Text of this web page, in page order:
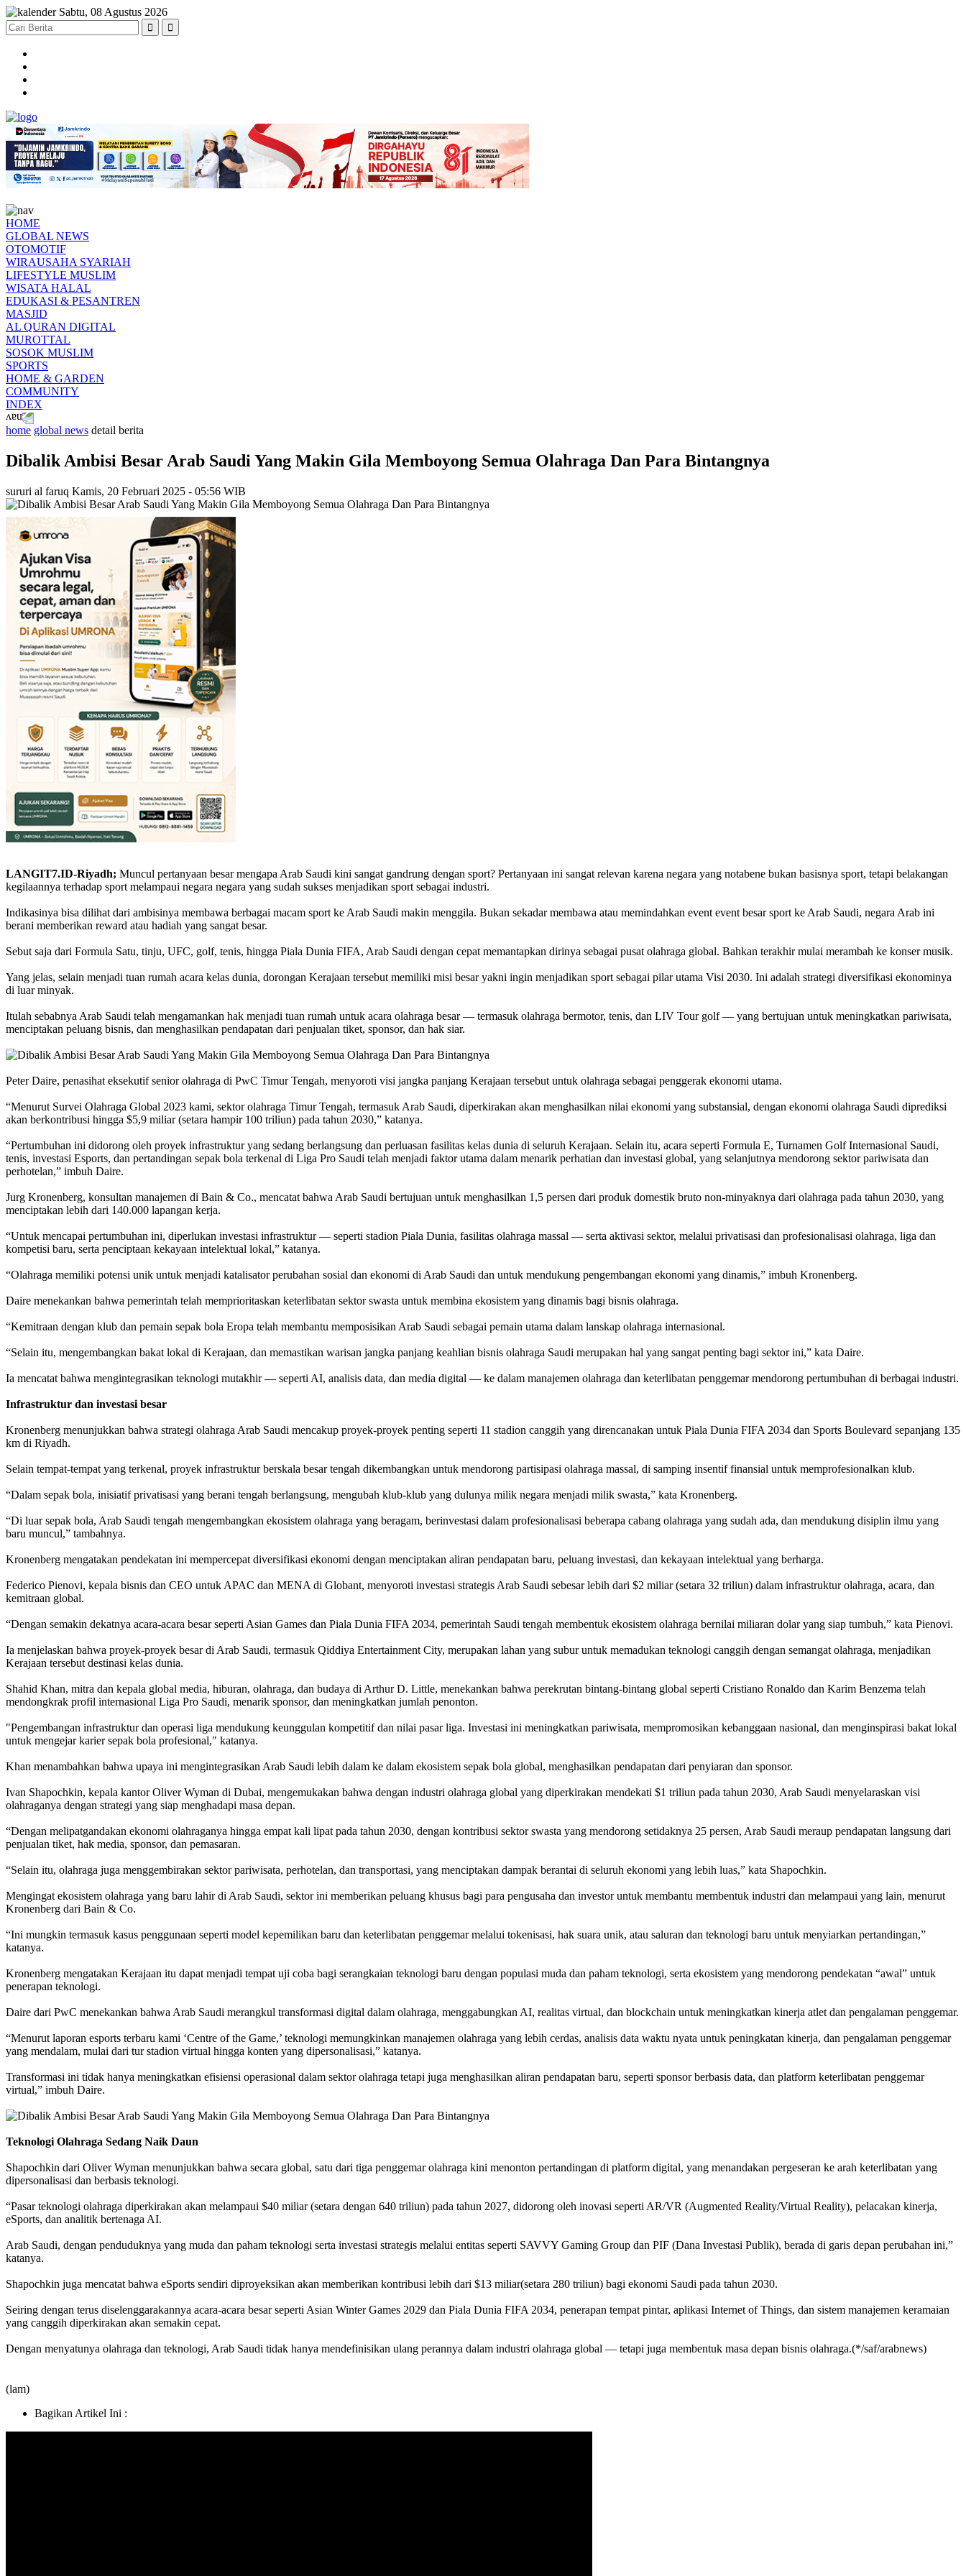
Sabtu, 08 Agustus 2026
HOME
GLOBAL NEWS
OTOMOTIF
WIRAUSAHA SYARIAH
LIFESTYLE MUSLIM
WISATA HALAL
EDUKASI & PESANTREN
MASJID
AL QURAN DIGITAL
MUROTTAL
SOSOK MUSLIM
SPORTS
HOME & GARDEN
COMMUNITY
INDEX
home global news detail berita
Dibalik Ambisi Besar Arab Saudi Yang Makin Gila Memboyong Semua Olahraga Dan Para Bintangnya
sururi al faruq Kamis, 20 Februari 2025 - 05:56 WIB
LANGIT7.ID-Riyadh; Muncul pertanyaan besar mengapa Arab Saudi kini sangat gandrung dengan sport? Pertanyaan ini sangat relevan karena negara yang notabene bukan basisnya sport, tetapi belakangan
kegilaannya terhadap sport melampaui negara negara yang sudah sukses menjadikan sport sebagai industri.
Indikasinya bisa dilihat dari ambisinya membawa berbagai macam sport ke Arab Saudi makin menggila. Bukan sekadar membawa atau memindahkan event event besar sport ke Arab Saudi, negara Arab ini
berani memberikan reward atau hadiah yang sangat besar.
Sebut saja dari Formula Satu, tinju, UFC, golf, tenis, hingga Piala Dunia FIFA, Arab Saudi dengan cepat memantapkan dirinya sebagai pusat olahraga global. Bahkan terakhir mulai merambah ke konser musik.
Yang jelas, selain menjadi tuan rumah acara kelas dunia, dorongan Kerajaan tersebut memiliki misi besar yakni ingin menjadikan sport sebagai pilar utama Visi 2030. Ini adalah strategi diversifikasi ekonominya
di luar minyak.
Itulah sebabnya Arab Saudi telah mengamankan hak menjadi tuan rumah untuk acara olahraga besar — termasuk olahraga bermotor, tenis, dan LIV Tour golf — yang bertujuan untuk meningkatkan pariwisata,
menciptakan peluang bisnis, dan menghasilkan pendapatan dari penjualan tiket, sponsor, dan hak siar.
Peter Daire, penasihat eksekutif senior olahraga di PwC Timur Tengah, menyoroti visi jangka panjang Kerajaan tersebut untuk olahraga sebagai penggerak ekonomi utama.
“Menurut Survei Olahraga Global 2023 kami, sektor olahraga Timur Tengah, termasuk Arab Saudi, diperkirakan akan menghasilkan nilai ekonomi yang substansial, dengan ekonomi olahraga Saudi diprediksi
akan berkontribusi hingga $5,9 miliar (setara hampir 100 triliun) pada tahun 2030,” katanya.
“Pertumbuhan ini didorong oleh proyek infrastruktur yang sedang berlangsung dan perluasan fasilitas kelas dunia di seluruh Kerajaan. Selain itu, acara seperti Formula E, Turnamen Golf Internasional Saudi,
tenis, investasi Esports, dan pertandingan sepak bola terkenal di Liga Pro Saudi telah menjadi faktor utama dalam menarik perhatian dan investasi global, yang selanjutnya mendorong sektor pariwisata dan
perhotelan,” imbuh Daire.
Jurg Kronenberg, konsultan manajemen di Bain & Co., mencatat bahwa Arab Saudi bertujuan untuk menghasilkan 1,5 persen dari produk domestik bruto non-minyaknya dari olahraga pada tahun 2030, yang
menciptakan lebih dari 140.000 lapangan kerja.
“Untuk mencapai pertumbuhan ini, diperlukan investasi infrastruktur — seperti stadion Piala Dunia, fasilitas olahraga massal — serta aktivasi sektor, melalui privatisasi dan profesionalisasi olahraga, liga dan
kompetisi baru, serta penciptaan kekayaan intelektual lokal,” katanya.
“Olahraga memiliki potensi unik untuk menjadi katalisator perubahan sosial dan ekonomi di Arab Saudi dan untuk mendukung pengembangan ekonomi yang dinamis,” imbuh Kronenberg.
Daire menekankan bahwa pemerintah telah memprioritaskan keterlibatan sektor swasta untuk membina ekosistem yang dinamis bagi bisnis olahraga.
“Kemitraan dengan klub dan pemain sepak bola Eropa telah membantu memposisikan Arab Saudi sebagai pemain utama dalam lanskap olahraga internasional.
“Selain itu, mengembangkan bakat lokal di Kerajaan, dan memastikan warisan jangka panjang keahlian bisnis olahraga Saudi merupakan hal yang sangat penting bagi sektor ini,” kata Daire.
Ia mencatat bahwa mengintegrasikan teknologi mutakhir — seperti AI, analisis data, dan media digital — ke dalam manajemen olahraga dan keterlibatan penggemar mendorong pertumbuhan di berbagai industri.
Infrastruktur dan investasi besar
Kronenberg menunjukkan bahwa strategi olahraga Arab Saudi mencakup proyek-proyek penting seperti 11 stadion canggih yang direncanakan untuk Piala Dunia FIFA 2034 dan Sports Boulevard sepanjang 135
km di Riyadh.
Selain tempat-tempat yang terkenal, proyek infrastruktur berskala besar tengah dikembangkan untuk mendorong partisipasi olahraga massal, di samping insentif finansial untuk memprofesionalkan klub.
“Dalam sepak bola, inisiatif privatisasi yang berani tengah berlangsung, mengubah klub-klub yang dulunya milik negara menjadi milik swasta,” kata Kronenberg.
“Di luar sepak bola, Arab Saudi tengah mengembangkan ekosistem olahraga yang beragam, berinvestasi dalam profesionalisasi beberapa cabang olahraga yang sudah ada, dan mendukung disiplin ilmu yang
baru muncul,” tambahnya.
Kronenberg mengatakan pendekatan ini mempercepat diversifikasi ekonomi dengan menciptakan aliran pendapatan baru, peluang investasi, dan kekayaan intelektual yang berharga.
Federico Pienovi, kepala bisnis dan CEO untuk APAC dan MENA di Globant, menyoroti investasi strategis Arab Saudi sebesar lebih dari $2 miliar (setara 32 triliun) dalam infrastruktur olahraga, acara, dan
kemitraan global.
“Dengan semakin dekatnya acara-acara besar seperti Asian Games dan Piala Dunia FIFA 2034, pemerintah Saudi tengah membentuk ekosistem olahraga bernilai miliaran dolar yang siap tumbuh,” kata Pienovi.
Ia menjelaskan bahwa proyek-proyek besar di Arab Saudi, termasuk Qiddiya Entertainment City, merupakan lahan yang subur untuk memadukan teknologi canggih dengan semangat olahraga, menjadikan
Kerajaan tersebut destinasi kelas dunia.
Shahid Khan, mitra dan kepala global media, hiburan, olahraga, dan budaya di Arthur D. Little, menekankan bahwa perekrutan bintang-bintang global seperti Cristiano Ronaldo dan Karim Benzema telah
mendongkrak profil internasional Liga Pro Saudi, menarik sponsor, dan meningkatkan jumlah penonton.
"Pengembangan infrastruktur dan operasi liga mendukung keunggulan kompetitif dan nilai pasar liga. Investasi ini meningkatkan pariwisata, mempromosikan kebanggaan nasional, dan menginspirasi bakat lokal
untuk mengejar karier sepak bola profesional," katanya.
Khan menambahkan bahwa upaya ini mengintegrasikan Arab Saudi lebih dalam ke dalam ekosistem sepak bola global, menghasilkan pendapatan dari penyiaran dan sponsor.
Ivan Shapochkin, kepala kantor Oliver Wyman di Dubai, mengemukakan bahwa dengan industri olahraga global yang diperkirakan mendekati $1 triliun pada tahun 2030, Arab Saudi menyelaraskan visi
olahraganya dengan strategi yang siap menghadapi masa depan.
“Dengan melipatgandakan ekonomi olahraganya hingga empat kali lipat pada tahun 2030, dengan kontribusi sektor swasta yang mendorong setidaknya 25 persen, Arab Saudi meraup pendapatan langsung dari
penjualan tiket, hak media, sponsor, dan pemasaran.
“Selain itu, olahraga juga menggembirakan sektor pariwisata, perhotelan, dan transportasi, yang menciptakan dampak berantai di seluruh ekonomi yang lebih luas,” kata Shapochkin.
Mengingat ekosistem olahraga yang baru lahir di Arab Saudi, sektor ini memberikan peluang khusus bagi para pengusaha dan investor untuk membantu membentuk industri dan melampaui yang lain, menurut
Kronenberg dari Bain & Co.
“Ini mungkin termasuk kasus penggunaan seperti model kepemilikan baru dan keterlibatan penggemar melalui tokenisasi, hak suara unik, atau saluran dan teknologi baru untuk menyiarkan pertandingan,”
katanya.
Kronenberg mengatakan Kerajaan itu dapat menjadi tempat uji coba bagi serangkaian teknologi baru dengan populasi muda dan paham teknologi, serta ekosistem yang mendorong pendekatan “awal” untuk
penerapan teknologi.
Daire dari PwC menekankan bahwa Arab Saudi merangkul transformasi digital dalam olahraga, menggabungkan AI, realitas virtual, dan blockchain untuk meningkatkan kinerja atlet dan pengalaman penggemar.
“Menurut laporan esports terbaru kami ‘Centre of the Game,’ teknologi memungkinkan manajemen olahraga yang lebih cerdas, analisis data waktu nyata untuk peningkatan kinerja, dan pengalaman penggemar
yang mendalam, mulai dari tur stadion virtual hingga konten yang dipersonalisasi,” katanya.
Transformasi ini tidak hanya meningkatkan efisiensi operasional dalam sektor olahraga tetapi juga menghasilkan aliran pendapatan baru, seperti sponsor berbasis data, dan platform keterlibatan penggemar
virtual,” imbuh Daire.
Teknologi Olahraga Sedang Naik Daun
Shapochkin dari Oliver Wyman menunjukkan bahwa secara global, satu dari tiga penggemar olahraga kini menonton pertandingan di platform digital, yang menandakan pergeseran ke arah keterlibatan yang
dipersonalisasi dan berbasis teknologi.
“Pasar teknologi olahraga diperkirakan akan melampaui $40 miliar (setara dengan 640 triliun) pada tahun 2027, didorong oleh inovasi seperti AR/VR (Augmented Reality/Virtual Reality), pelacakan kinerja,
eSports, dan analitik bertenaga AI.
Arab Saudi, dengan penduduknya yang muda dan paham teknologi serta investasi strategis melalui entitas seperti SAVVY Gaming Group dan PIF (Dana Investasi Publik), berada di garis depan perubahan ini,”
katanya.
Shapochkin juga mencatat bahwa eSports sendiri diproyeksikan akan memberikan kontribusi lebih dari $13 miliar(setara 280 triliun) bagi ekonomi Saudi pada tahun 2030.
Seiring dengan terus diselenggarakannya acara-acara besar seperti Asian Winter Games 2029 dan Piala Dunia FIFA 2034, penerapan tempat pintar, aplikasi Internet of Things, dan sistem manajemen keramaian
yang canggih diperkirakan akan semakin cepat.
Dengan menyatunya olahraga dan teknologi, Arab Saudi tidak hanya mendefinisikan ulang perannya dalam industri olahraga global — tetapi juga membentuk masa depan bisnis olahraga.(*/saf/arabnews)
(lam)
Bagikan Artikel Ini :